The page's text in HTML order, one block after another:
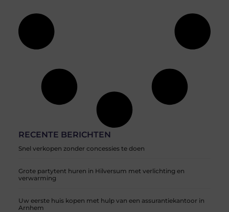
RECENTE BERICHTEN
Snel verkopen zonder concessies te doen
Grote partytent huren in Hilversum met verlichting en
verwarming
Uw eerste huis kopen met hulp van een assurantiekantoor in
Arnhem